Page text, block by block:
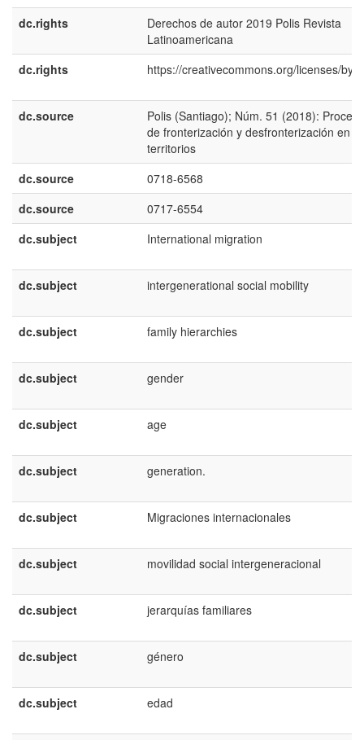
dc.rights
Derechos de autor 2019 Polis Revista
Latinoamericana
dc.rights
https://creativecommons.org/licenses/by/
dc.source
Polis (Santiago); Núm. 51 (2018):
de fronterización y desfronterización en
territorios
dc.source
0718-6568
dc.source
0717-6554
dc.subject
International migration
dc.subject intergenerational social mobility
dc.subject family hierarchies
dc.subject gender
dc.subject age
dc.subject generation.
dc.subject Migraciones internacionales
dc.subject movilidad social intergeneracional
dc.subject jerarquías familiares
dc.subject género
dc.subject edad